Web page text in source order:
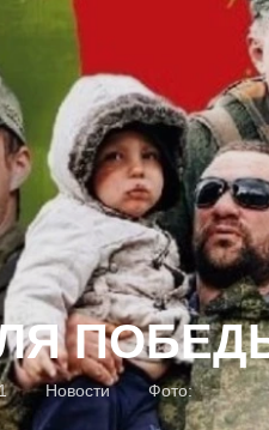
Новости Фото: